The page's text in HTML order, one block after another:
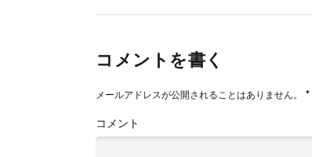
コメントを書く
メールアドレスが公開されることはありません。 *
コメント